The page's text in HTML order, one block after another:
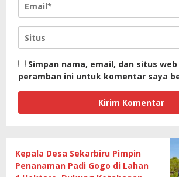
Simpan nama, email, dan situs
peramban ini untuk komentar saya
Kepala Desa Sekarbiru Pimpin
Penanaman Padi Gogo di Lahan